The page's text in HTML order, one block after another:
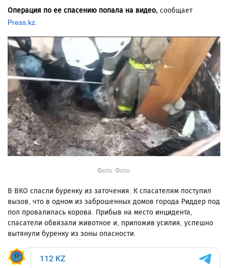
Операция по ее спасению попала на видео, сообщает
Press.kz.
Фото: Фото:
В ВКО спасли буренку из заточения. К спасателям поступил
вызов, что в одном из заброшенных домов города Риддер под
пол провалилась корова. Прибыв на место инцидента,
спасатели обвязали животное и, приложив усилия, успешно
вытянули буренку из зоны опасности.